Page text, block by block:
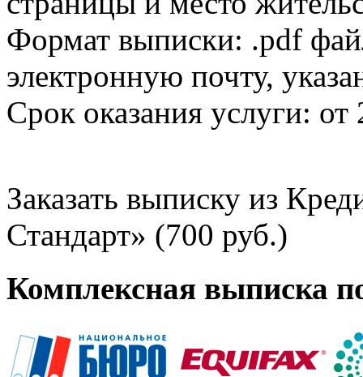
Формат выписки: .pdf
электронную почту,
Срок оказания услуги: от
Заказать выписку из
Стандарт» (700 руб.)
Комплексная выписка